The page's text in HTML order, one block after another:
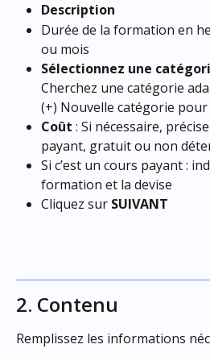
Description
Durée de la formation en
ou mois
Sélectionnez une
Cherchez une catégorie
(+) Nouvelle catégorie
Coût : Si nécessaire,
payant, gratuit ou non
Si c’est un cours payant :
formation et la devise
Cliquez sur SUIVANT
2. Contenu
Remplissez les informations